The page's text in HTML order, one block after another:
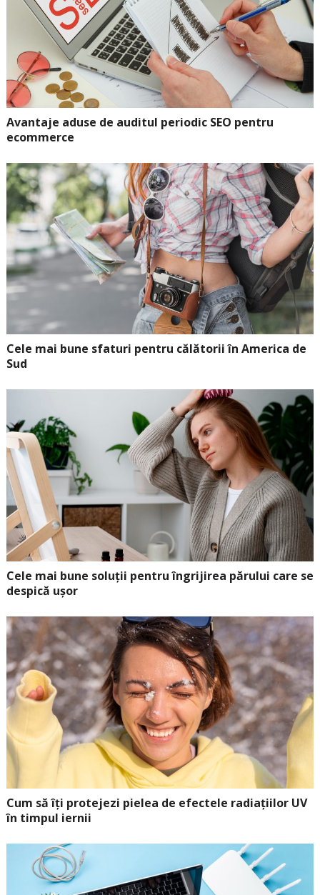
Avantaje aduse de auditul periodic SEO pentru
ecommerce
Cele mai bune sfaturi pentru călătorii în America de
Sud
Cele mai bune soluții pentru îngrijirea părului care se
despică ușor
Cum să îți protejezi pielea de efectele radiațiilor UV
în timpul iernii